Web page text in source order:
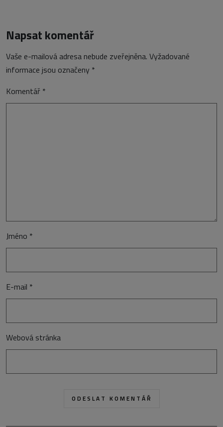
Napsat komentář
Vaše e-mailová adresa nebude zveřejněna. Vyžadované
informace jsou označeny *
Komentář *
Jméno *
E-mail *
Webová stránka